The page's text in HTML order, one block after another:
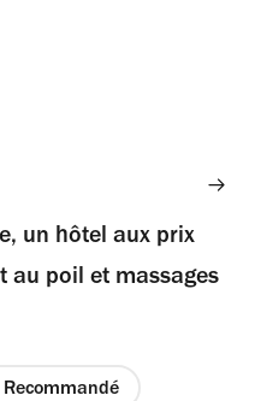
un hôtel aux prix
au poil et massages
Recommandé